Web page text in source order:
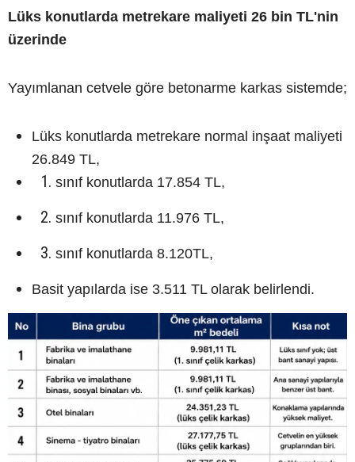
Lüks konutlarda metrekare maliyeti 26 bin TL'nin
üzerinde
Yayımlanan cetvele göre betonarme karkas sistemde;
Lüks konutlarda metrekare normal inşaat maliyeti
26.849 TL,
sınıf konutlarda 17.854 TL,
sınıf konutlarda 11.976 TL,
sınıf konutlarda 8.120TL,
Basit yapılarda ise 3.511 TL olarak belirlendi.